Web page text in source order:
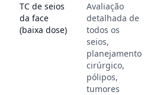
TC de seios
da face
(baixa dose)
Avaliação
detalhada de
todos os
seios,
planejamento
cirúrgico,
pólipos,
tumores